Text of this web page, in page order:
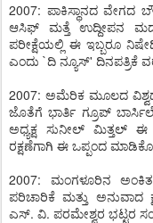
2007: ಪಾಕಿಸ್ಥಾನದ
ಆಸಿಫ್ ಮತ್ತೆ ಉದ್ದೀಪನ
ಪರೀಕ್ಷೆಯಲ್ಲಿ ಈ ಇಬ್ಬರೂ
ಎಂದು `ದಿ ನ್ಯೂಸ್' ದಿನಪತ್ರಿಕೆ
2007: ಅಮೆರಿಕ ಮೂಲದ
ಜೊತೆಗೆ ಭಾರ್ತಿ ಗ್ರೂಪ್
ಅಧ್ಯಕ್ಷ ಸುನೀಲ್ ಮಿತ್ತಲ್
ರಕ್ಷಣೆಗಾಗಿ ಈ ಒಪ್ಪಂದ
2007: ಮಂಗಳೂರಿನ ಅಂಕಿತ
ಪರಿಚಾರಿಕೆ ಮತ್ತು ಅನುವಾದ
ಎಸ್. ವಿ. ಪರಮೇಶ್ವರ ಭಟ್ಟರ